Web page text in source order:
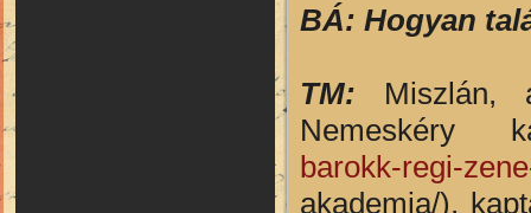
BÁ: Hogyan
TM: Miszlán,
Nemeskéry
barokk-regi-
akademia/),